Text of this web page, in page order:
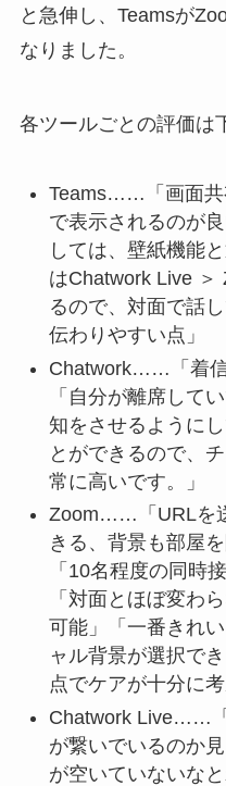
と急伸し、Teamsが
なりました。
各ツールごとの評価は
Teams……「画面共
で表示されるのが
しては、壁紙機能
はChatwork Live ＞
るので、対面で話
伝わりやすい点」
Chatwork……「着信
「自分が離席して
知をさせるように
とができるので、
常に高いです。」
Zoom……「URLを
きる、背景も部屋
「10名程度の同時
「対面とほぼ変わ
可能」「一番きれ
ャル背景が選択で
点でケアが十分に
Chatwork Live……
が繋いでいるのか
が空いていないな